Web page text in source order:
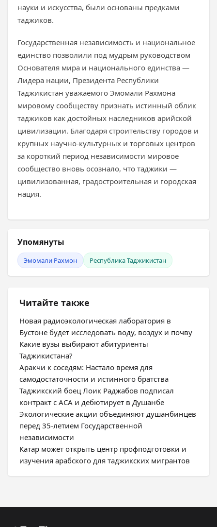
науки и искусства, были основаны предками
таджиков.
Государственная независимость и национальное
единство позволили под мудрым руководством
Основателя мира и национального единства —
Лидера нации, Президента Республики
Таджикистан уважаемого Эмомали Рахмона
мировому сообществу признать истинный облик
таджиков как достойных наследников арийской
цивилизации. Благодаря строительству городов и
крупных научно-культурных и торговых центров
за короткий период независимости мировое
сообщество вновь осознало, что таджики —
цивилизованная, градостроительная и городская
нация.
Упомянуты
Эмомали Рахмон Республика Таджикистан
Читайте также
Новая радиоэкологическая лаборатория в
Бустоне будет исследовать воду, воздух и почву
Какие вузы выбирают абитуриенты
Таджикистана?
Аракчи к соседям: Настало время для
самодостаточности и истинного братства
Таджикский боец Лоик Раджабов подписал
контракт с ACA и дебютирует в Душанбе
Экологические акции объединяют душанбинцев
перед 35-летием Государственной
независимости
Катар может открыть центр профподготовки и
изучения арабского для таджикских мигрантов